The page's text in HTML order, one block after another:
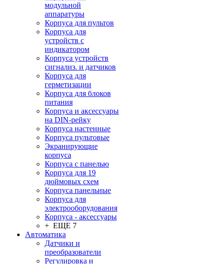
модульной
аппаратуры
Корпуса для пультов
Корпуса для
устройств с
индикатором
Корпуса устройств
сигнализ. и датчиков
Корпуса для
герметизации
Корпуса для блоков
питания
Корпуса и аксессуары
на DIN-рейку
Корпуса настенные
Корпуса пультовые
Экранирующие
корпуса
Корпуса с панелью
Корпуса для 19
дюймовых схем
Корпуса панельные
Корпуса для
электрооборудования
Корпуса - аксессуары
+ ЕЩЕ 7
Автоматика
Датчики и
преобразователи
Регулировка и